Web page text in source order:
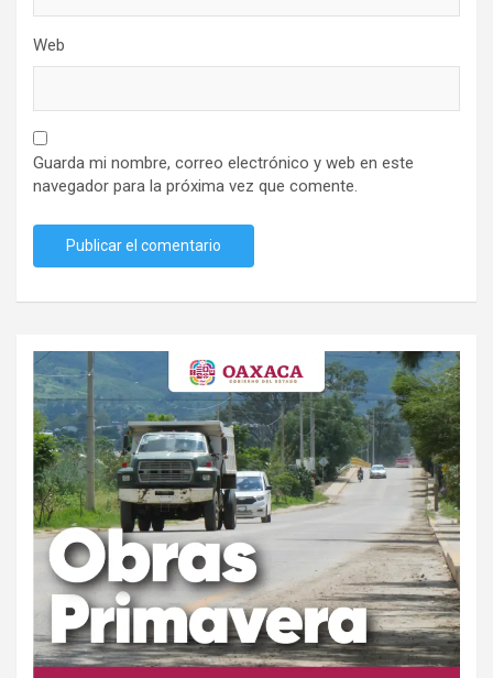
Web
Guarda mi nombre, correo electrónico y web en este
navegador para la próxima vez que comente.